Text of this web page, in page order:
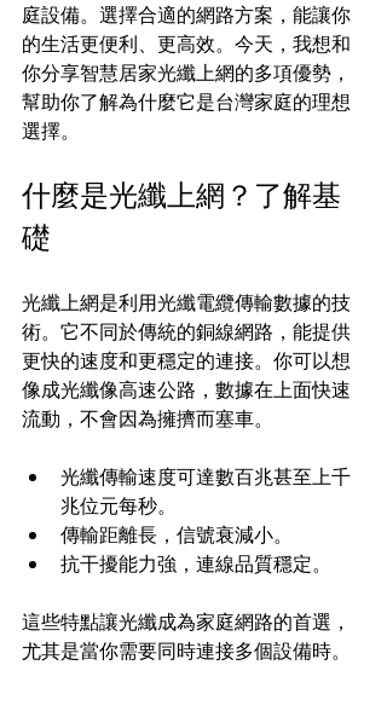
庭設備。選擇合適的網路方案，能讓你
的生活更便利、更高效。今天，我想和
你分享智慧居家光纖上網的多項優勢，
幫助你了解為什麼它是台灣家庭的理想
選擇。
什麼是光纖上網？了解基
礎
光纖上網是利用光纖電纜傳輸數據的技
術。它不同於傳統的銅線網路，能提供
更快的速度和更穩定的連接。你可以想
像成光纖像高速公路，數據在上面快速
流動，不會因為擁擠而塞車。
光纖傳輸速度可達數百兆甚至上千
兆位元每秒。
傳輸距離長，信號衰減小。
抗干擾能力強，連線品質穩定。
這些特點讓光纖成為家庭網路的首選，
尤其是當你需要同時連接多個設備時。